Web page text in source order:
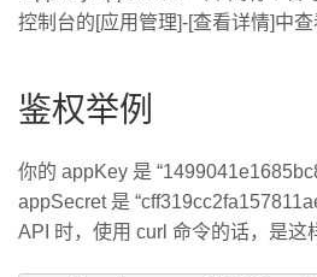
控制台的[应用管理]-[查看详情]中查
鉴权举例
你的 appKey 是
appSecret 是
API 时，使用 curl 命令的话，是这